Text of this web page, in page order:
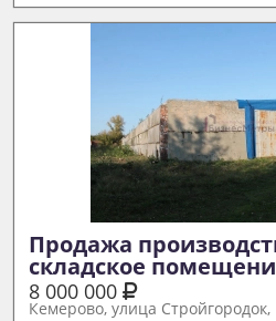
Продажа
складское
8 000 000
Кемерово, улица Стройгородок,